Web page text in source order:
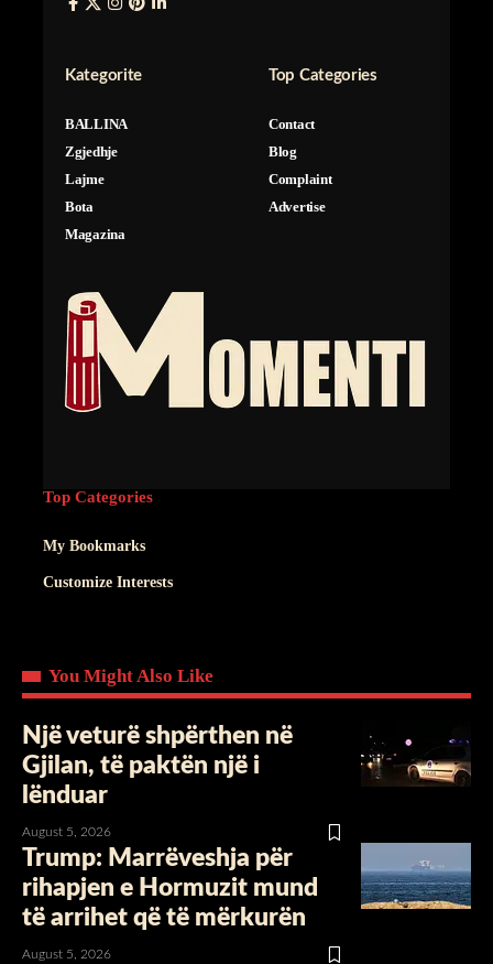
Kategorite
BALLINA
Zgjedhje
Lajme
Bota
Magazina
Top Categories
Contact
Blog
Complaint
Advertise
Top Categories
My Bookmarks
Customize Interests
You Might Also Like
Një veturë shpërthen në
Gjilan, të paktën një i
lënduar
August 5, 2026
Trump: Marrëveshja për
rihapjen e Hormuzit mund
të arrihet që të mërkurën
August 5, 2026